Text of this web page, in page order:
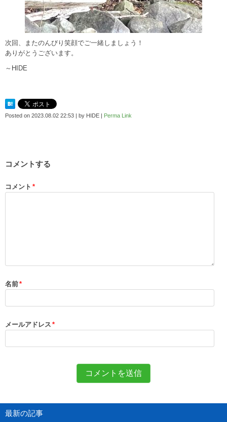
次回、またのんびり笑顔でご一緒しましょう！
ありがとうございます。
～HIDE
Posted on 2023.08.02 22:53 by HIDE Perma Link
コメントする
コメント *
名前*
メールアドレス *
最新の記事